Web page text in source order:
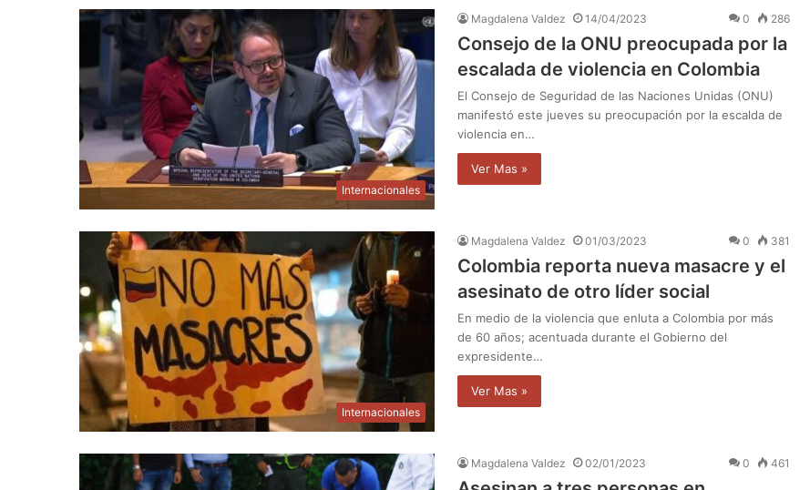
Internacionales
Magdalena Valdez 14/04/2023 0 286
Consejo de la ONU preocupada por la
escalada de violencia en Colombia
El Consejo de Seguridad de las Naciones Unidas (ONU)
manifestó este jueves su preocupación por la escalda de
violencia en…
Ver Mas »
Internacionales
Magdalena Valdez 01/03/2023 0 381
Colombia reporta nueva masacre y el
asesinato de otro líder social
En medio de la violencia que enluta a Colombia por más
de 60 años; acentuada durante el Gobierno del
expresidente…
Ver Mas »
Magdalena Valdez 02/01/2023 0 461